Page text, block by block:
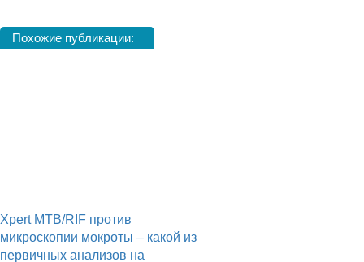
Похожие публикации:
Xpert MTB/RIF против
микроскопии мокроты – какой из
первичных анализов на